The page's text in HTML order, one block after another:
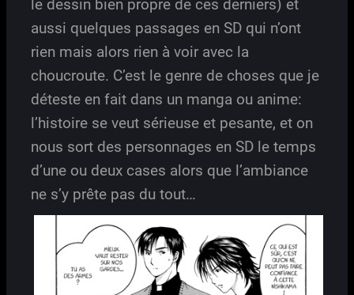
le dessin bien propre de ces derniers) et
aussi quelques passages en SD qui n’ont
rien mais alors rien à voir avec la
choucroute. C’est le genre de choses que je
déteste en fait dans un manga ou anime:
l’histoire se veut sérieuse et pesante, et on
nous sort des personnages en SD le temps
d’une ou deux cases alors que l’ambiance
ne s’y prête pas du tout…